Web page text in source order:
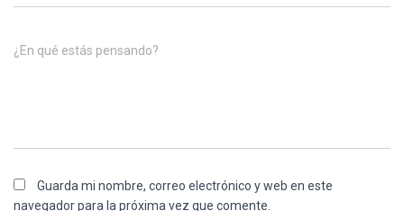
¿En qué estás pensando?
Guarda mi nombre, correo electrónico y web en este
navegador para la próxima vez que comente.